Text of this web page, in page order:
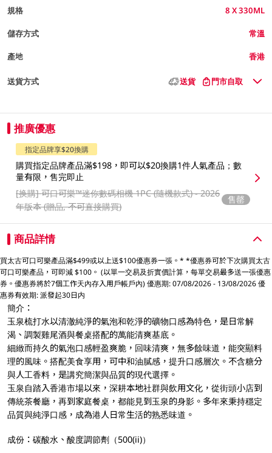
規格 8 X 330ML
儲存方式 常溫
產地 香港
送貨方式 送貨 門市自取
推廣優惠
指定品牌享$20換購
購買指定品牌產品滿$198，即可以$20換購1件人氣產品；數
量有限，售完即止
[换購]可口可樂™️迷你數碼相機 1PC (隨機款式) - 2026
年版本 (贈品, 不可直接購買)
售罄
商品詳情
買太古可口可樂產品滿$499或以上送$100優惠券一張。* *優惠券可於下次購買太古
可口可樂產品，可即減 $100。 (以單一交易及折實價計算，每單交易最多送一張優惠
券。優惠券將於7個工作天內存入用戶帳戶內) 優惠期: 07/08/2026 - 13/08/2026 優
惠券有效期: 派發起30日内
簡介：
玉泉梳打水以清澈純淨的氣泡和乾淨的礦物口感為特色，是日常解
渴、調製雞尾酒與餐桌搭配的萬能清爽基底。
細緻而持久的氣泡口感輕盈爽脆，回味清爽，無多餘味道，能突顯料
理的風味。搭配美食享用，可中和油膩感，提升口感層次。不含糖分
與人工香料，是講究簡潔與品質的現代選擇。
玉泉自踏入香港市場以來，深耕本地社群與飲用文化，從街頭小店到
傳統茶餐廳，再到家庭餐桌，都能見到玉泉的身影。多年來秉持穩定
品質與純淨口感，成為港人日常生活的熟悉味道。
成份：碳酸水、酸度調節劑（500(ii)）